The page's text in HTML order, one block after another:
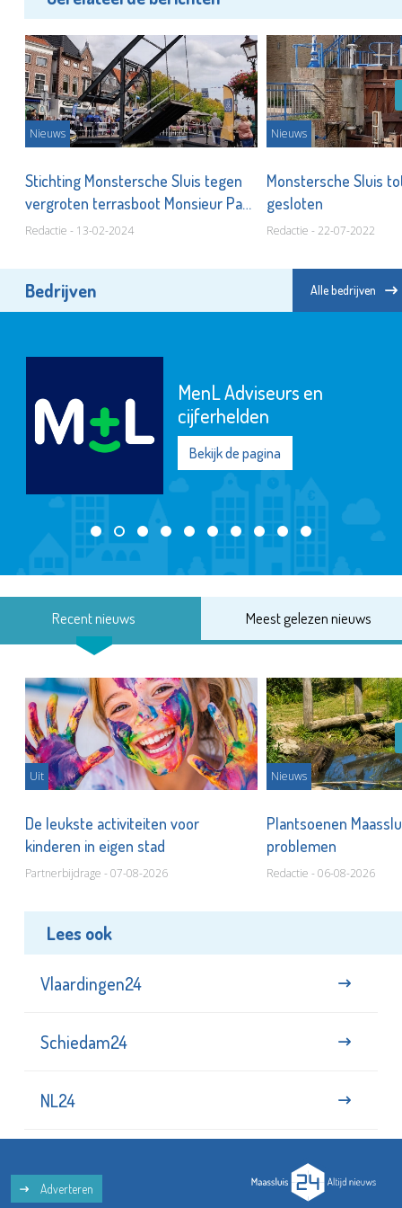
Nieuws
Stichting Monstersche Sluis tegen
vergroten terrasboot Monsieur Paul
Redactie - 13-02-2024
Nieuws
Monstersche Sluis
gesloten
Redactie - 22-07-2022
Bedrijven Alle bedrijven
MenL Adviseurs en
cijferhelden
Bekijk de pagina
Recent nieuws Meest gelezen nieuws
Uit
De leukste activiteiten voor
kinderen in eigen stad
Partnerbijdrage - 07-08-2026
Nieuws
Plantsoenen
problemen
Redactie - 06-08-2026
Lees ook
Vlaardingen24
Schiedam24
NL24
Adverteren